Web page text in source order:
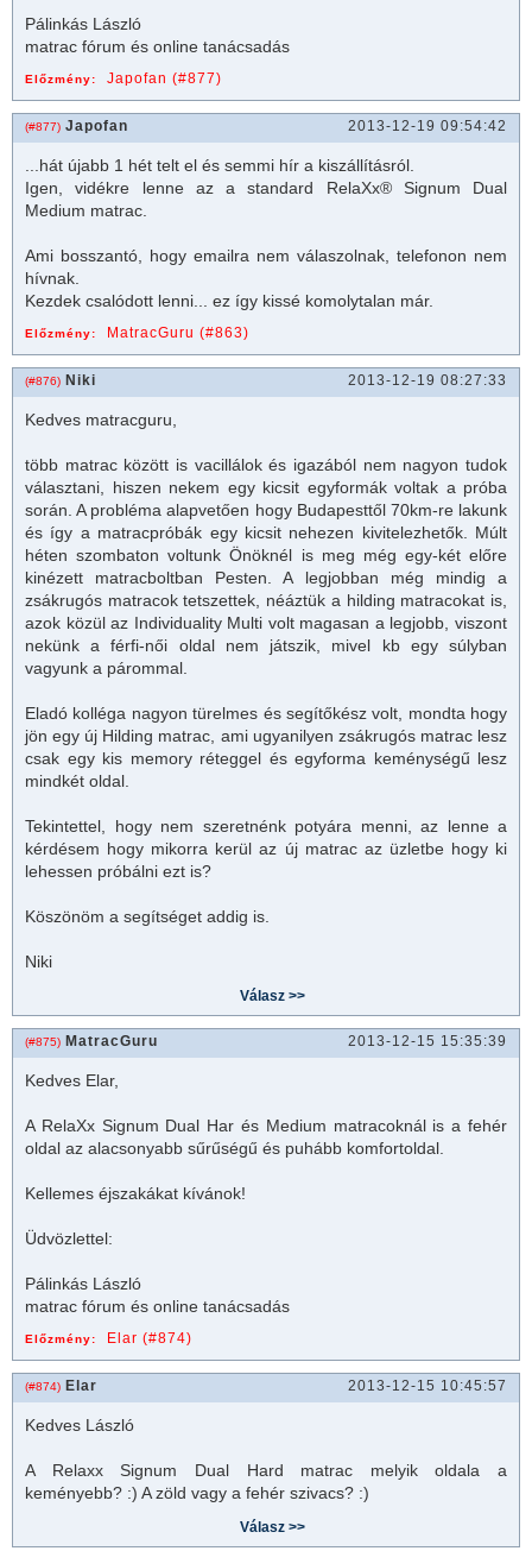
Pálinkás László
matrac fórum és online tanácsadás
Előzmény: Japofan (#877)
(#877) Japofan 2013-12-19 09:54:42
...hát újabb 1 hét telt el és semmi hír a kiszállításról.
Igen, vidékre lenne az a standard RelaXx® Signum Dual
Medium matrac
Ami bosszantó, hogy emailra nem válaszolnak, telefonon nem
hívnak.
Kezdek csalódott lenni... ez így kissé komolytalan már.
Előzmény: MatracGuru (#863)
(#876) Niki 2013-12-19 08:27:33
Kedves matracguru,
több matracközött is vacillálok és igazából nem nagyon tudok
választani, hiszen nekem egy kicsit egyformák voltak a próba
során. A probléma alapvetően hogy Budapesttől 70km-re lakunk
és így a matracpróbák egy kicsit nehezen kivitelezhetők. Múlt
héten szombaton voltunk Önöknél is meg még egy-két előre
kinézett matracboltban Pesten. A legjobban még mindig a
zsákrugós matracok tetszettek, néáztük a hilding matracokat is,
azok közül az Individuality Multi volt magasan a legjobb, viszont
nekünk a férfi-női oldal nem játszik, mivel kb egy súlyban
vagyunk a párommal.
Eladó kolléga nagyon türelmes és segítőkész volt, mondta hogy
jön egy új Hilding matrac, ami ugyanilyen zsákrugós matrac lesz
csak egy kis memory réteggel és egyforma keménységű lesz
mindkét oldal.
Tekintettel, hogy nem szeretnénk potyára menni, az lenne a
kérdésem hogy mikorra kerül az új matrac az üzletbe hogy ki
lehessen próbálni ezt is?
Köszönöm a segítséget addig is.
Niki
(#875) MatracGuru 2013-12-15 15:35:39
Kedves Elar,
A RelaXx Signum Dual Har és Medium matracoknál is a fehér
oldal az alacsonyabb sűrűségű és puhább komfortoldal.
Kellemes éjszakákat kívánok!
Üdvözlettel:
Pálinkás László
matrac fórum és online tanácsadás
Előzmény: Elar (#874)
(#874) Elar 2013-12-15 10:45:57
Kedves László
A Relaxx Signum Dual Hard matrac melyik oldala a
keményebb? :) A zöld vagy a fehér szivacs? :)